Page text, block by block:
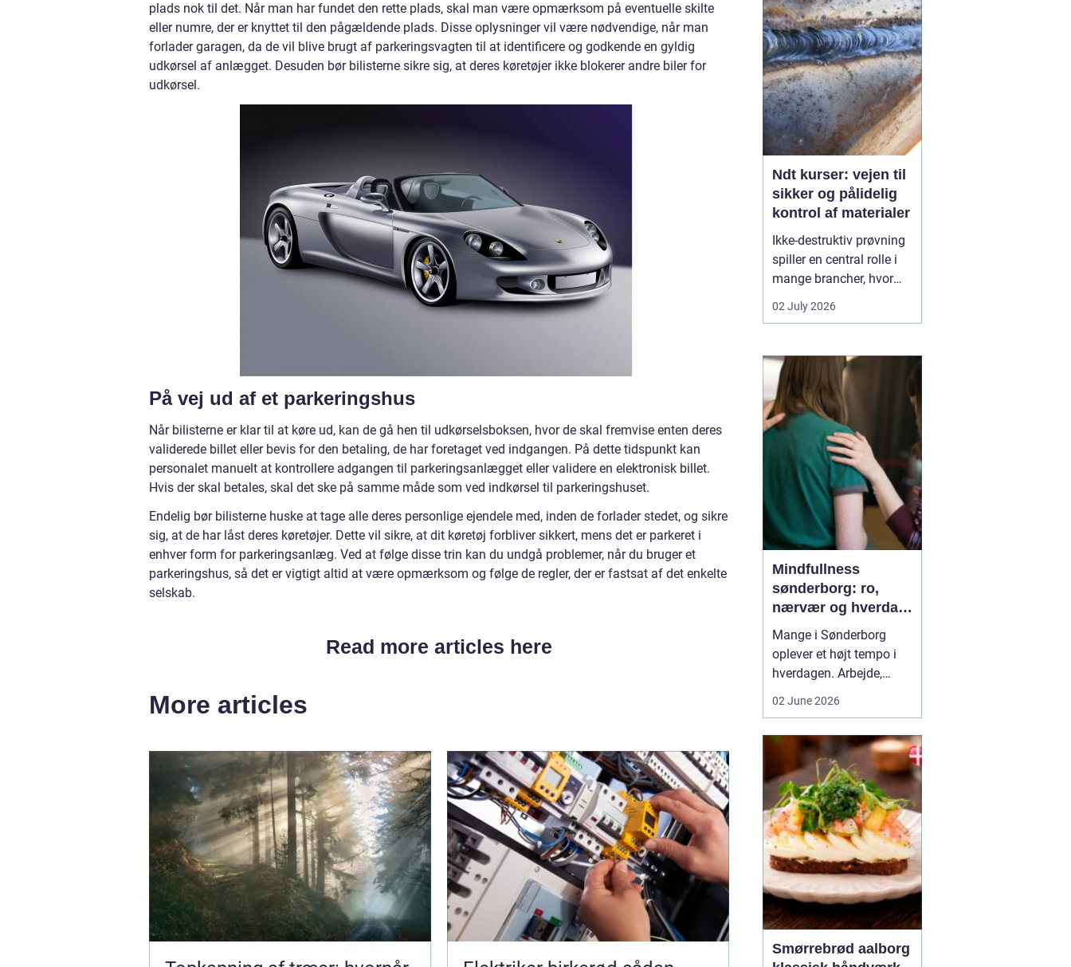
plads nok til det. Når man har fundet den rette plads, skal man være opmærksom på eventuelle skilte
eller numre, der er knyttet til den pågældende plads. Disse oplysninger vil være nødvendige, når man
forlader garagen, da de vil blive brugt af parkeringsvagten til at identificere og godkende en gyldig
udkørsel af anlægget. Desuden bør bilisterne sikre sig, at deres køretøjer ikke blokerer andre biler for
udkørsel.
På vej ud af et parkeringshus
Når bilisterne er klar til at køre ud, kan de gå hen til udkørselsboksen, hvor de skal fremvise enten deres
validerede billet eller bevis for den betaling, de har foretaget ved indgangen. På dette tidspunkt kan
personalet manuelt at kontrollere adgangen til parkeringsanlægget eller validere en elektronisk billet.
Hvis der skal betales, skal det ske på samme måde som ved indkørsel til parkeringshuset.
Endelig bør bilisterne huske at tage alle deres personlige ejendele med, inden de forlader stedet, og sikre
sig, at de har låst deres køretøjer. Dette vil sikre, at dit køretøj forbliver sikkert, mens det er parkeret i
enhver form for parkeringsanlæg. Ved at følge disse trin kan du undgå problemer, når du bruger et
parkeringshus, så det er vigtigt altid at være opmærksom og følge de regler, der er fastsat af det enkelte
selskab.
Read more articles here
More articles
usynlige i hverdagen,
men når noget fejler,
mærker man det med
det samme. I Birkerød og
omegn søger mange
efter en10 July 2026
Ndt kurser: vejen til
sikker og pålidelig
kontrol af materialer
Ikke-destruktiv prøvning
spiller en central rolle i
mange brancher, hvor
sikkerhed, kvalitet og
driftssikkerhed er
kurserkan teknikere,
svejsere, tilsynsførende
og ingeniører dokumen...
02 July 2026
Mindfullness
sønderborg: ro,
nærvær og hverdag
med mindre stress
Mange i Sønderborg
oplever et højt tempo i
hverdagen. Arbejde,
kan sætte nervesystemet
på overarbejde. Herkan
min...
02 June 2026
Smørrebrød aalborg